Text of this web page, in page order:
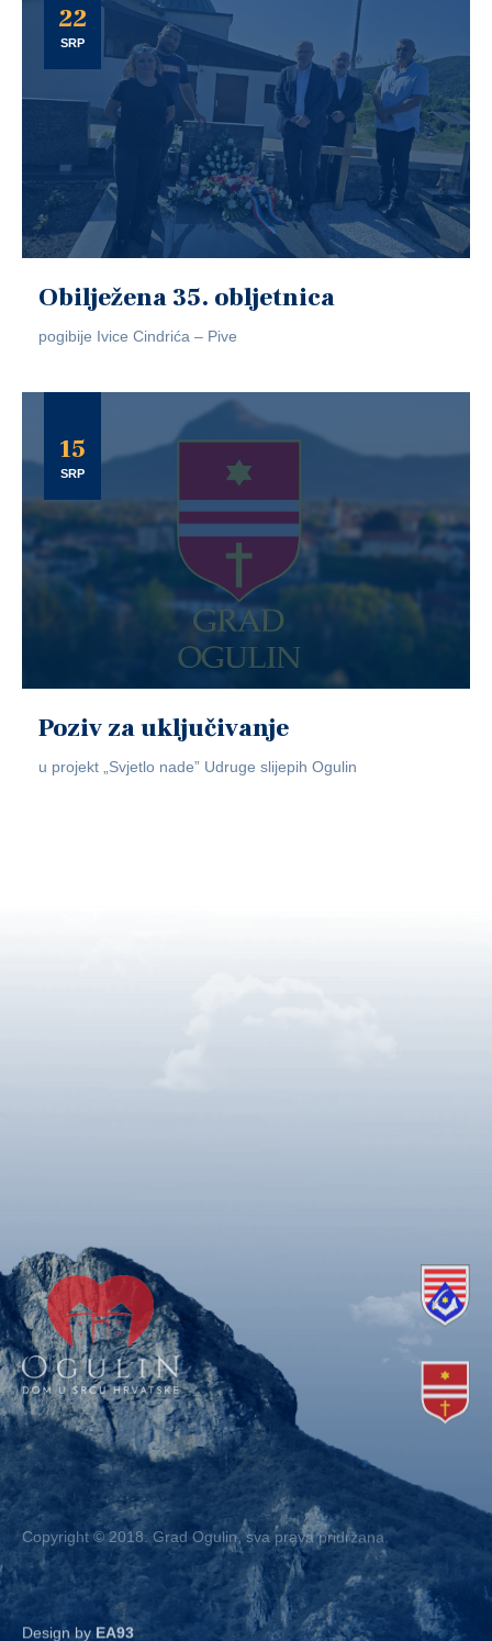
22
SRP
Obilježena 35. obljetnica
pogibije Ivice Cindrića – Pive
15
SRP
Poziv za uključivanje
u projekt „Svjetlo nade” Udruge slijepih Ogulin
Copyright © 2018. Grad Ogulin, sva prava pridržana.
Design by EA93